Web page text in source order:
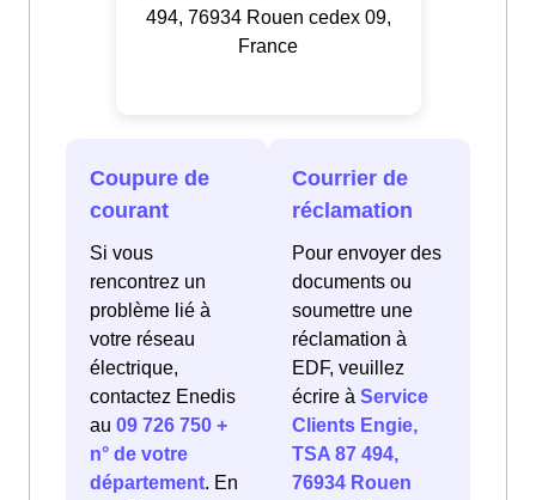
494, 76934 Rouen cedex 09,
France
Coupure de
courant
Si vous
rencontrez un
problème lié à
votre réseau
électrique,
contactez Enedis
au 09 726 750 +
n° de votre
département. En
Courrier de
réclamation
Pour envoyer des
documents ou
soumettre une
réclamation à
EDF, veuillez
écrire à Service
Clients Engie,
TSA 87 494,
76934 Rouen